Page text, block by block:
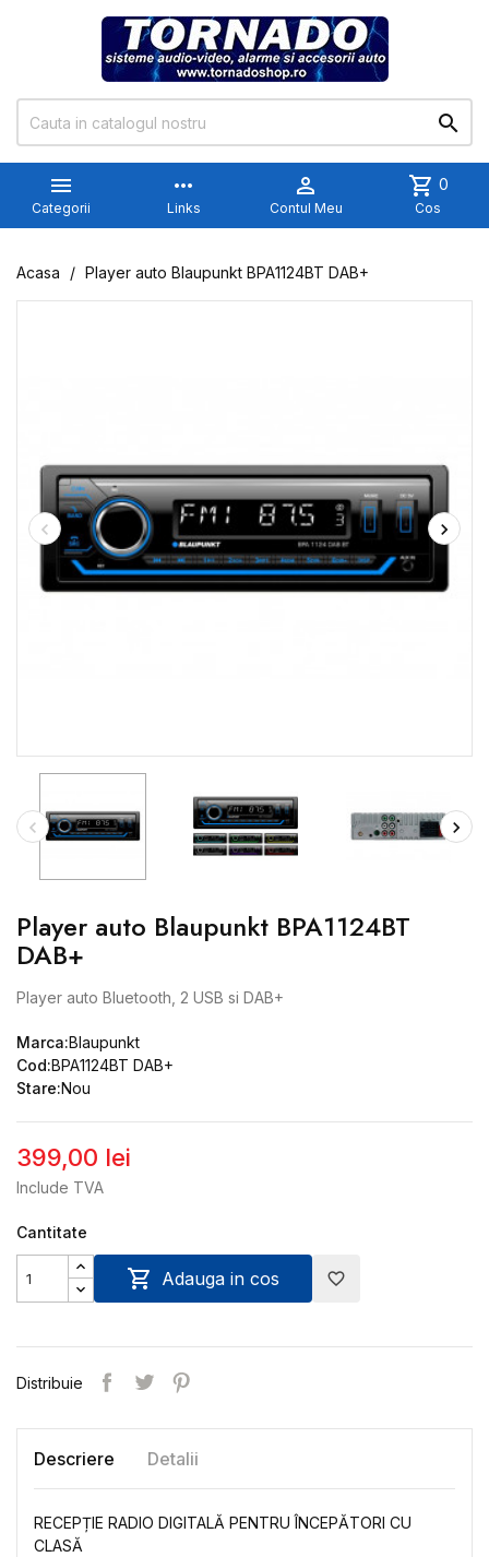


Categorii
more_horiz
Links

Contul Meu
shopping_cart 0
Cos
Acasa Player auto Blaupunkt BPA1124BT DAB+
Player auto Blaupunkt BPA1124BT
DAB+
Player auto Bluetooth, 2 USB si DAB+
Marca:Blaupunkt
Cod:BPA1124BT DAB+
Stare:Nou
399,00 lei
Include TVA
Cantitate
 Adauga in cos favorite_border
Distribuie
Descriere Detalii
RECEPȚIE RADIO DIGITALĂ PENTRU ÎNCEPĂTORI CU
CLASĂ